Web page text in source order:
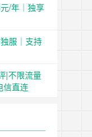
/年｜独享
服｜支持
|不限流量
信直连